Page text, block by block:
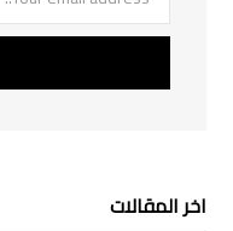
اخر المقالات